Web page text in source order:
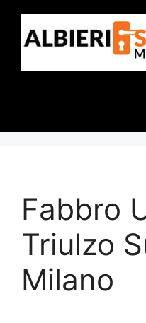
contenuto
Fabbro
Triulzo
Milano